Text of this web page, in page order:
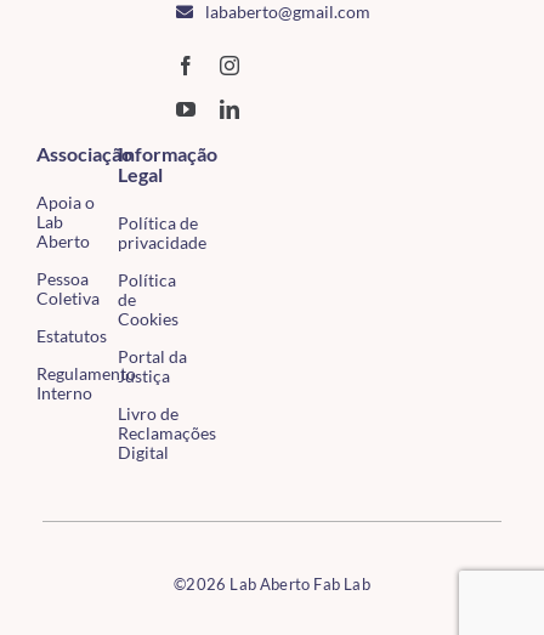
lababerto@gmail.com
Associação
Apoia o
Lab
Aberto
Pessoa
Coletiva
Estatutos
Regulamento
Interno
Informação
Legal
Política de
privacidade
Política
de
Cookies
Portal da
Justiça
Livro de
Reclamações
Digital
©2026 Lab Aberto Fab Lab